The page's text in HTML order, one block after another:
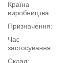
Країна
виробництва:
Призначення:
Час
застосування:
Склад: